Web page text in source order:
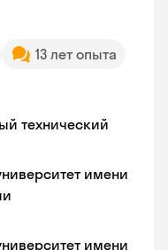
13 лет опыта
технический
имени
имени